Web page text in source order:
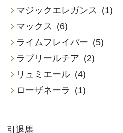
マジックエレガンス
(1)
マックス
(6)
ライムフレイバー (5)
ラブリールチア (2)
リュミエール (4)
ローザネーラ
(1)
引退馬